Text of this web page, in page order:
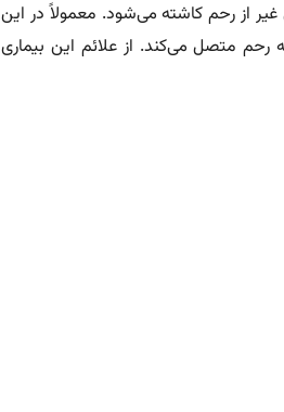
از رحم کاشته می‌شود. معمولاً در این
رحم متصل می‌کند. از علائم این بیماری